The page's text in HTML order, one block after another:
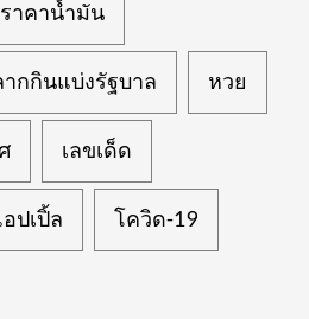
ราคาน้ำมัน
ากกินแบ่งรัฐบาล หวย
เลขเด็ด
ปเปิ้ล โควิด-19